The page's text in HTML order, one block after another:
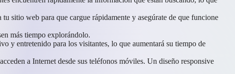
sitio web para que cargue rápidamente y asegúrate de que funcione
más tiempo explorándolo.
y entretenido para los visitantes, lo que aumentará su tiempo de
a Internet desde sus teléfonos móviles. Un diseño responsive